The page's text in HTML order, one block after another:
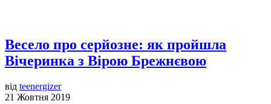
Весело про серйозне: як пройшла
Вічеринка з Вірою Брежнєвою
від teenergizer
21 Жовтня 2019